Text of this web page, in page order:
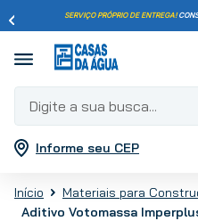
SERVIÇO PRÓPRIO DE ENTREGA!
Digite a sua busca...
Informe seu CEP
Materiais para
Aditivo Votomassa
Termos mais buscados
2 º
porcelanato